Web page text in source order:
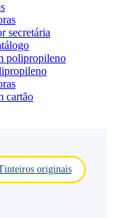
secretária
polipropileno
cartão
originais